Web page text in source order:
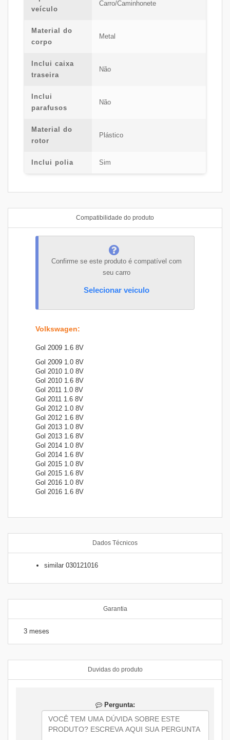
veículo
Carro/Caminhonete
Material do
corpo
Metal
Inclui caixa
traseira
Não
Inclui
parafusos
Não
Material do
rotor
Plástico
Inclui polia Sim
Compatibilidade do produto
Confirme se este produto é compatível com
seu carro
Selecionar veiculo
Volkswagen:
Gol 2009 1.6 8V
Gol 2009 1.0 8V
Gol 2010 1.0 8V
Gol 2010 1.6 8V
Gol 2011 1.0 8V
Gol 2011 1.6 8V
Gol 2012 1.0 8V
Gol 2012 1.6 8V
Gol 2013 1.0 8V
Gol 2013 1.6 8V
Gol 2014 1.0 8V
Gol 2014 1.6 8V
Gol 2015 1.0 8V
Gol 2015 1.6 8V
Gol 2016 1.0 8V
Gol 2016 1.6 8V
Dados Técnicos
similar 030121016
Garantia
3 meses
Duvidas do produto
Pergunta: